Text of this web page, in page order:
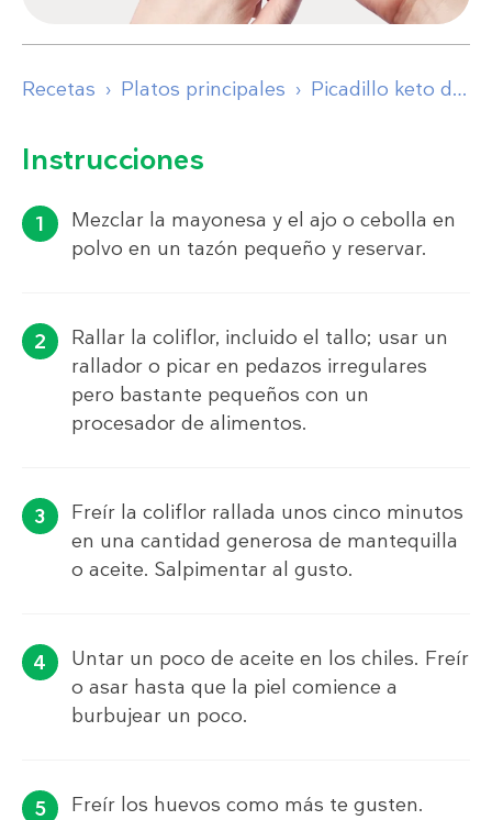
Recetas Platos principales Picadillo keto de coliflor con huevos y chiles poblanos
Instrucciones
Mezclar la mayonesa y el ajo o cebolla en
polvo en un tazón pequeño y reservar.
Rallar la coliflor, incluido el tallo; usar un
rallador o picar en pedazos irregulares
pero bastante pequeños con un
procesador de alimentos.
Freír la coliflor rallada unos cinco minutos
en una cantidad generosa de mantequilla
o aceite. Salpimentar al gusto.
Untar un poco de aceite en los chiles. Freír
o asar hasta que la piel comience a
burbujear un poco.
Freír los huevos como más te gusten.